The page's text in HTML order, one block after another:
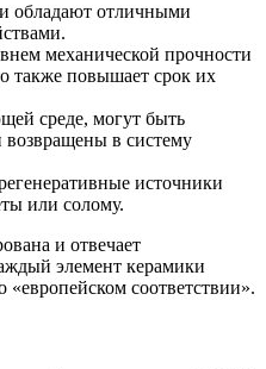
обладают отличными
механической прочности
также повышает срок их
среде, могут быть
в систему
источники
или солому.
и отвечает
элемент керамики
соответствии».